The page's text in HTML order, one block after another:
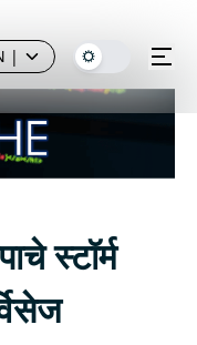
|
स्टॉर्म